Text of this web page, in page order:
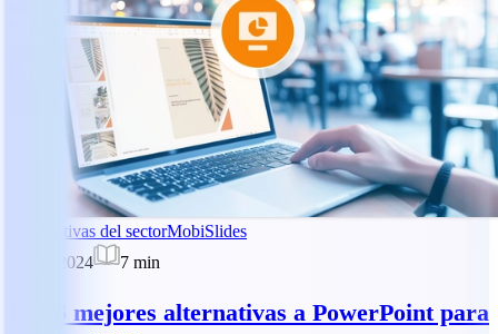
Perspectivas del sectorMobiSlides
17 jun 2024
7 min
Las 6 mejores alternativas a PowerPoint para